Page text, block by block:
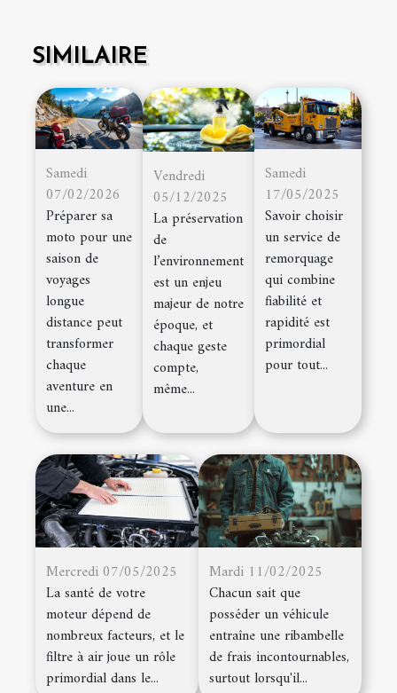
SIMILAIRE
Samedi
07/02/2026
Préparer sa
moto pour une
saison de
voyages
longue
distance peut
transformer
chaque
aventure en
une...
Vendredi
05/12/2025
La préservation
de
l’environnement
est un enjeu
majeur de notre
époque, et
chaque geste
compte,
même...
Samedi
17/05/2025
Savoir choisir
un service de
remorquage
qui combine
fiabilité et
rapidité est
primordial
pour tout...
Mercredi 07/05/2025
La santé de votre
moteur dépend de
nombreux facteurs, et le
filtre à air joue un rôle
primordial dans le...
Mardi 11/02/2025
Chacun sait que
posséder un véhicule
entraîne une ribambelle
de frais incontournables,
surtout lorsqu'il...